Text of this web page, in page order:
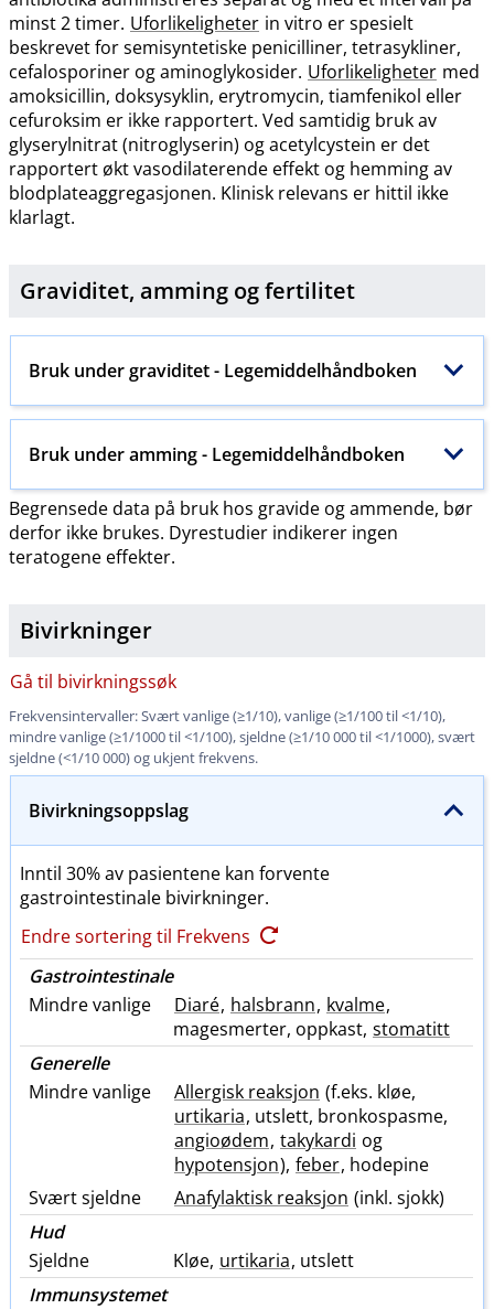
minst 2 timer. Uforlikeligheter in vitro er spesielt
beskrevet for semisyntetiske penicilliner, tetrasykliner,
cefalosporiner og aminoglykosider. Uforlikeligheter med
amoksicillin, doksysyklin, erytromycin, tiamfenikol eller
cefuroksim er ikke rapportert. Ved samtidig bruk av
glyserylnitrat (nitroglyserin) og acetylcystein er det
rapportert økt vasodilaterende effekt og hemming av
blodplateaggregasjonen. Klinisk relevans er hittil ikke
klarlagt.
Graviditet, amming ogfertilitet
Bruk under graviditet - Legemiddelhåndboken
Bruk under amming - Legemiddelhåndboken
Begrensede data på bruk hos gravide og ammende, bør
derfor ikke brukes. Dyrestudier indikerer ingen
teratogene effekter.
Bivirkninger
Gå til bivirkningssøk
Frekvensintervaller: Svært vanlige (≥1​/​10), vanlige (≥1/100 til <1​/​10),
mindre vanlige (≥1/1000 til <1​/​100), sjeldne (≥1/10 000 til <1​/​1000), svært
sjeldne (<1/10 000) og ukjent frekvens.
Bivirkningsoppslag
Inntil 30% av pasientene kan forvente
gastrointestinale bivirkninger.
Endre sortering til Frekvens
Gastrointestinale
Mindre vanlige
Diaré, halsbrann, kvalme,
magesmerter, oppkast, stomatitt
Generelle
Mindre vanlige
Allergisk reaksjon (f.eks. kløe,
urtikaria, utslett, bronkospasme,
angioødem, takykardi og
hypotensjon), feber, hodepine
Svært sjeldne
Anafylaktisk reaksjon (inkl. sjokk)
Hud
Sjeldne
Kløe, urtikaria, utslett
Immunsystemet